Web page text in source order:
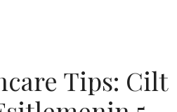
Tips: Cilt